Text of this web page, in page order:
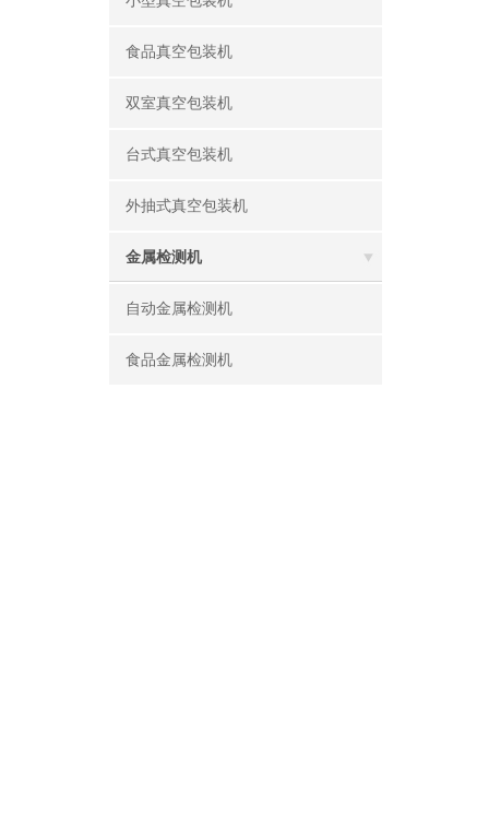
食品真空包装机
双室真空包装机
台式真空包装机
外抽式真空包装机
金属检测机
自动金属检测机
食品金属检测机